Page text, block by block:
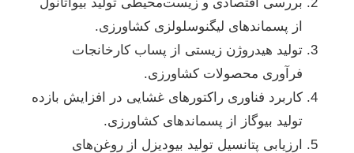
از پسماندهای لیگنوسلولزی کشاورزی.
تولید هیدروژن زیستی از پساب کارخانجات
فرآوری محصولات کشاورزی.
کاربرد فناوری راکتورهای غشایی در افزایش بازده
تولید بیوگاز از پسماندهای کشاورزی.
ارزیابی پتانسیل تولید بیودیزل از روغن‌های